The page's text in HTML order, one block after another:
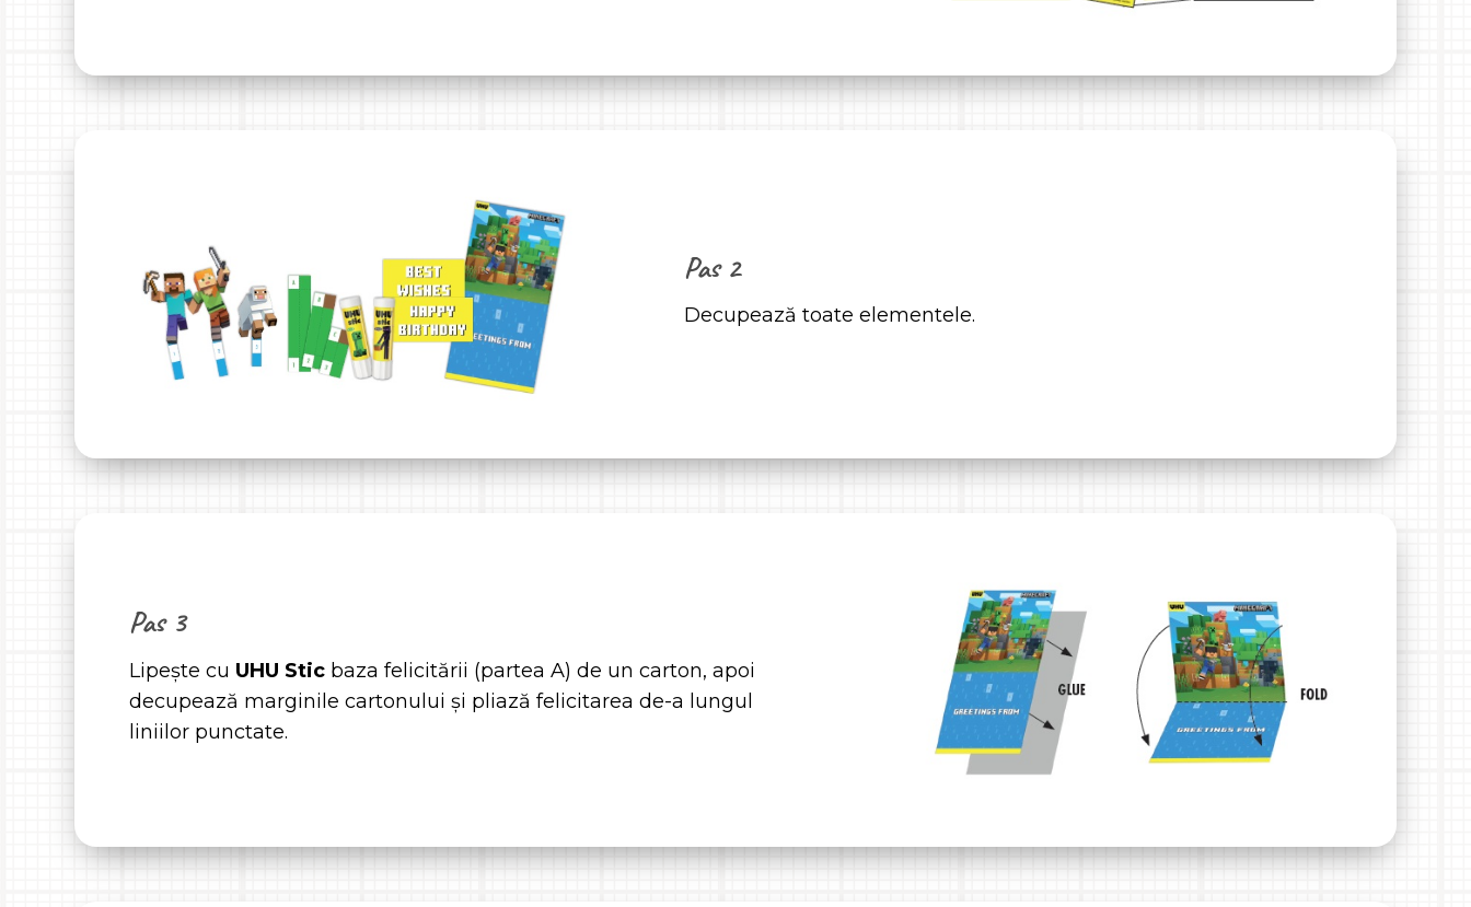
Pas 2
Decupează toate elementele.
Pas 3
Lipește cu UHU Stic baza felicitării (partea A) de un carton, apoi
decupează marginile cartonului și pliază felicitarea de-a lungul
liniilor punctate.